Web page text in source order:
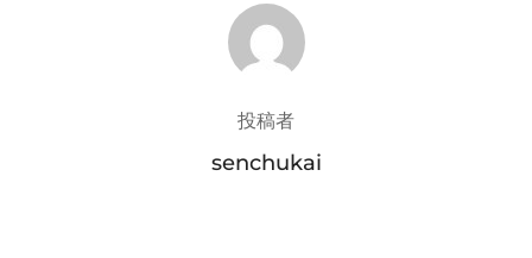
投稿者
投稿者
senchukai